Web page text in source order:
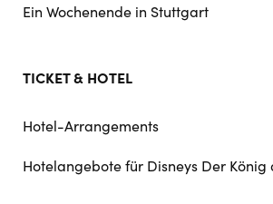
Ein Wochenende in Stuttgart
TICKET & HOTEL
Hotel-Arrangements
Hotelangebote für Disneys Der König